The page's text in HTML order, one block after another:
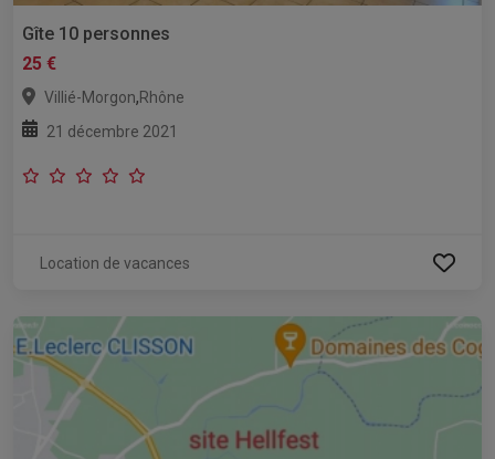
Gîte 10 personnes
25 €
Villié-Morgon,Rhône
21 décembre 2021
Location de vacances